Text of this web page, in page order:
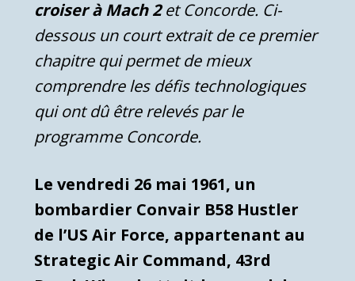
croiser à Mach 2et Concorde. Ci-
dessous un court extrait de ce premier
chapitre qui permet de mieux
comprendre les défis technologiques
qui ont dû être relevés par le
programme Concorde.
Le vendredi 26 mai 1961, un
bombardier Convair B58 Hustler
de l’US Air Force, appartenant au
Strategic Air Command, 43rd